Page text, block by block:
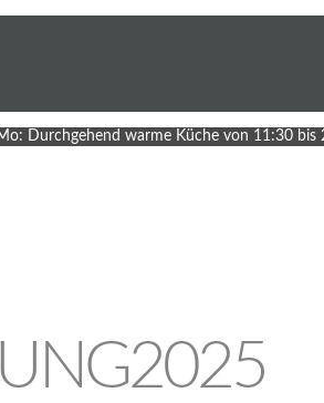
Durchgehend warme Küche von 11:30 bis